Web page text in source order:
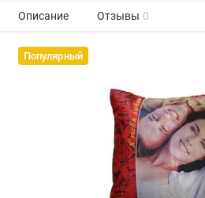
Описание Отзывы 0
Популярный